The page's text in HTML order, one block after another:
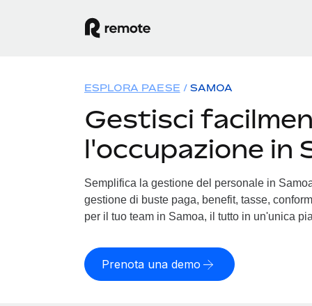
ESPLORA PAESE SAMOA
Gestisci
l'occupazione in
Semplifica la gestione del personale in
gestione di buste paga, benefit, tasse,
per il tuo team in Samoa, il tutto in un'unica
Prenota una demo